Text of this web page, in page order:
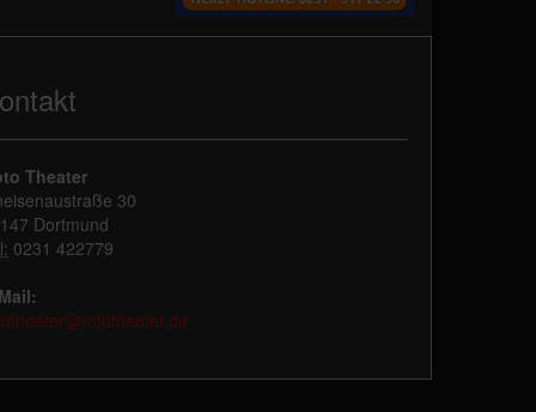
Theater
30
Dortmund
0231 422779